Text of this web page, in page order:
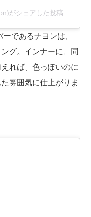
がシェアした投稿
であるナヨンは、
グ。インナーに、同
れば、色っぽいのに
雰囲気に仕上がりま